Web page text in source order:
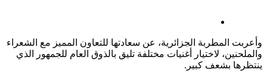
وأعربت المطربة الجزائرية، عن سعادتها للتعاون المميز مع الشعراء
والملحنين، لاختيار أغنيات مختلفة تليق بالذوق العام للجمهور الذي
ينتظرها بشعف كبير.